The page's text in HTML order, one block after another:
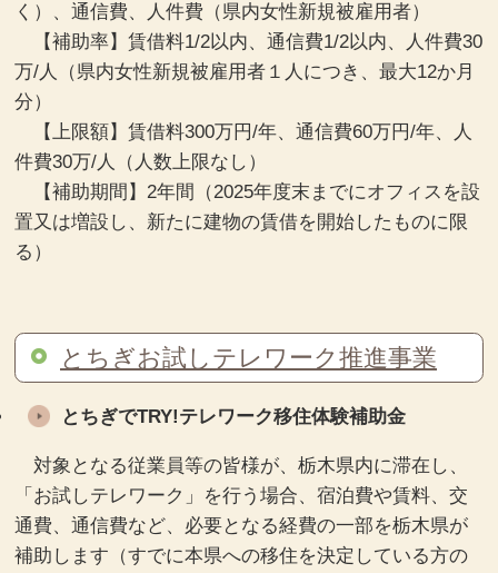
く）、通信費、人件費（県内女性新規被雇用者）
【補助率】賃借料1/2以内、通信費1/2以内、人件費30
万/人（県内女性新規被雇用者１人につき、最大12か月
分）
【上限額】賃借料300万円/年、通信費60万円/年、人
件費30万/人（人数上限なし）
【補助期間】2年間（2025年度末までにオフィスを設
置又は増設し、新たに建物の賃借を開始したものに限
る）
とちぎお試しテレワーク推進事業
とちぎでTRY!テレワーク移住体験補助金
対象となる従業員等の皆様が、栃木県内に滞在し、
「お試しテレワーク」を行う場合、宿泊費や賃料、交
通費、通信費など、必要となる経費の一部を栃木県が
補助します（すでに本県への移住を決定している方の